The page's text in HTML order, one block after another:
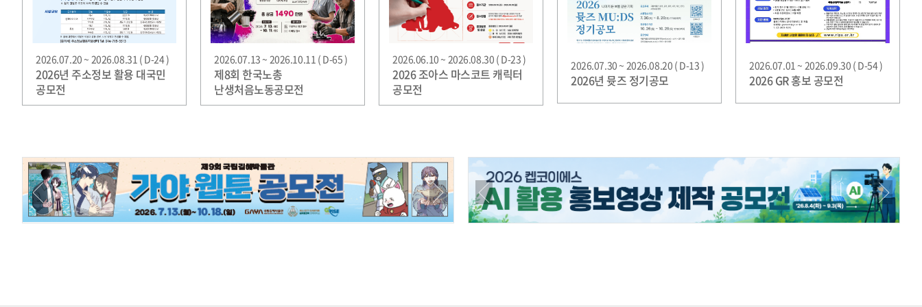
2026.07.20 ~ 2026.08.31 ( D-24 )
2026년 주소정보 활용 대국민
공모전
2026.07.13 ~ 2026.10.11 ( D-65 )
제8회 한국노총
난생처음노동공모전
2026.06.10 ~ 2026.08.30 ( D-23 )
2026 조아스 마스코트 캐릭터
공모전
2026.07.30 ~ 2026.08.20 ( D-13 )
2026년 뮷즈 정기공모
2026.07.01 ~ 2026.09.30 ( D-54 )
2026 GR 홍보 공모전